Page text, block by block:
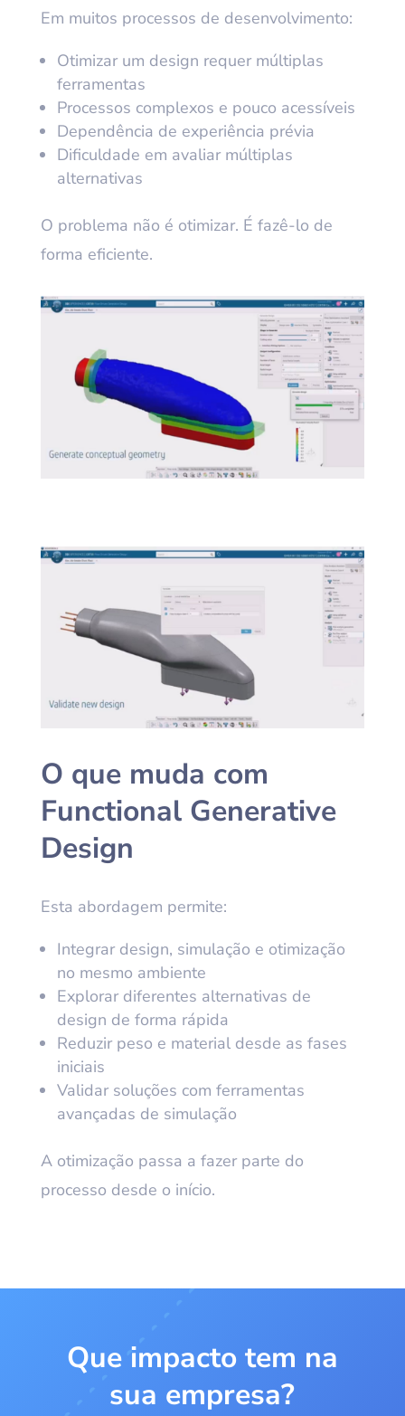
Em muitos processos de desenvolvimento:
Otimizar um design requer múltiplas
ferramentas
Processos complexos e pouco acessíveis
Dependência de experiência prévia
Dificuldade em avaliar múltiplas
alternativas
O problema não é otimizar. É fazê-lo de
forma eficiente.
O que muda com
Functional Generative
Design
Esta abordagem permite:
Integrar design, simulação e otimização
no mesmo ambiente
Explorar diferentes alternativas de
design de forma rápida
Reduzir peso e material desde as fases
iniciais
Validar soluções com ferramentas
avançadas de simulação
A otimização passa a fazer parte do
processo desde o início.
Que impacto tem na
sua empresa?